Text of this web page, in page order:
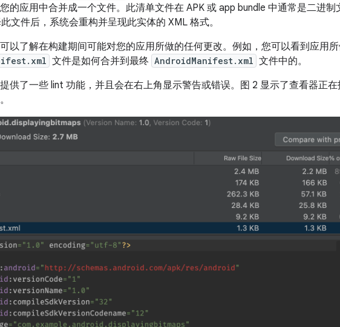
的应用中合并成一个文件。此清单文件在 APK 或 app bundle 中通常是二进制
文件后，系统会重构并呈现此实体的 XML 格式。
以了解在构建期间可能对您的应用所做的任何更改。例如，您可以看到应用
文件是如何合并到最终 AndroidManifest.xml 文件中的。
供了一些 lint 功能，并且会在右上角显示警告或错误。图 2 显示了查看器正